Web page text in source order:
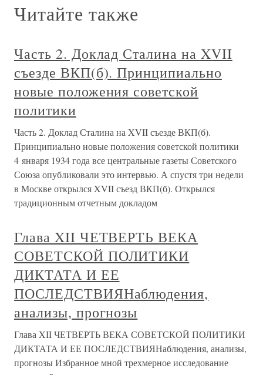
Читайте также
Часть 2. Доклад Сталина на XVII
съезде ВКП(б). Принципиально
новые положения советской
политики
Часть 2. Доклад Сталина на XVII съезде ВКП(б).
Принципиально новые положения советской политики
4 января 1934 года все центральные газеты Советского
Союза опубликовали это интервью. А спустя три недели
в Москве открылся XVII съезд ВКП(б). Открылся
традиционным отчетным докладом
Глава XII ЧЕТВЕРТЬ ВЕКА
СОВЕТСКОЙ ПОЛИТИКИ
ДИКТАТА И ЕЕ
ПОСЛЕДСТВИЯНаблюдения,
анализы, прогнозы
Глава XII ЧЕТВЕРТЬ ВЕКА СОВЕТСКОЙ ПОЛИТИКИ
ДИКТАТА И ЕЕ ПОСЛЕДСТВИЯНаблюдения, анализы,
прогнозы Избранное мной трехмерное исследование